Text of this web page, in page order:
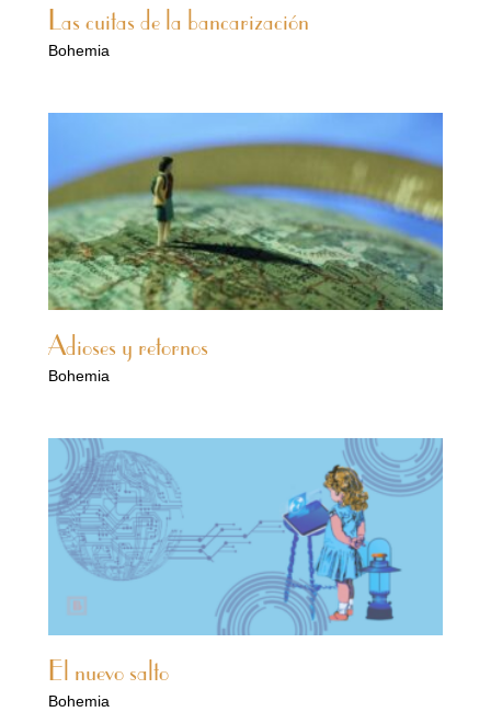
Las cuitas de la bancarización
Bohemia
Adioses y retornos
Bohemia
El nuevo salto
Bohemia